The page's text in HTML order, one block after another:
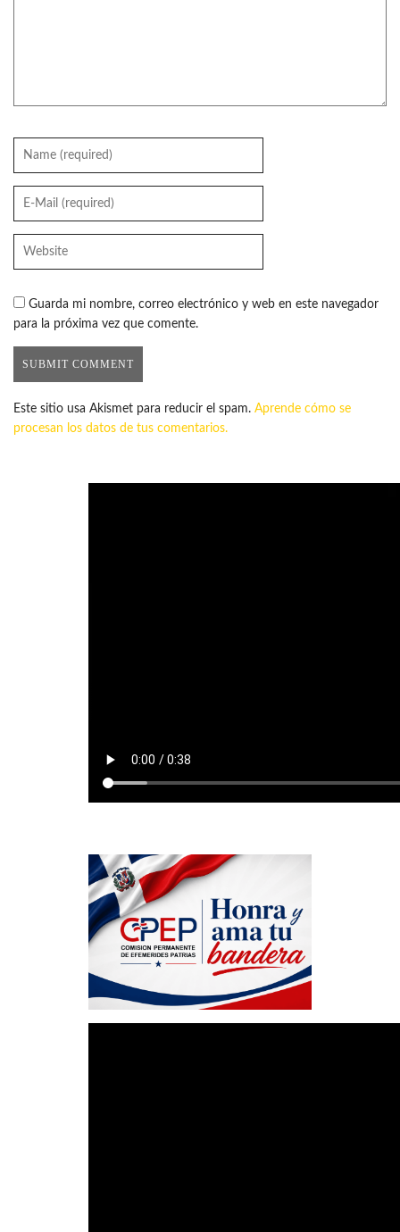
Guarda mi nombre, correo electrónico y web en este navegador
para la próxima vez que comente.
Este sitio usa Akismet para reducir el spam. Aprende cómo se
procesan los datos de tus comentarios.